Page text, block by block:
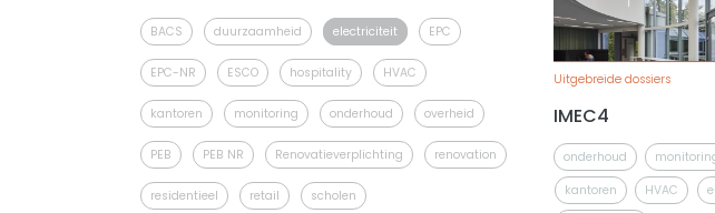
BACS duurzaamheid electriciteit EPC
EPC-NR ESCO hospitality HVAC
kantoren monitoring onderhoud overheid
PEB PEB NR Renovatieverplichting renovation
residentieel retail scholen
Uitgebreide dossiers
IMEC4
onderhoud
kantoren
HVAC